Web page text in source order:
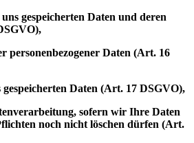
gespeicherten Daten und deren
personenbezogener Daten (Art. 16
Daten (Art. 17 DSGVO),
sofern wir Ihre Daten
noch nicht löschen dürfen (Art.